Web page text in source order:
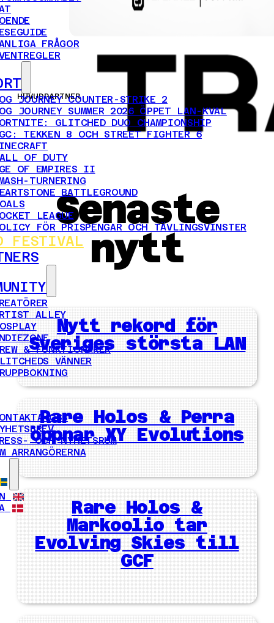
FRÅGOR
JOURNEY COUNTER-STRIKE 2
JOURNEY SUMMER 2026 ÖPPET LAN-KVAL
GLITCHED DUO CHAMPIONSHIP
TEKKEN 8 OCH STREET FIGHTER 6
OF DUTY
OF EMPIRES II
TURNERING
BATTLEGROUND
LEAGUE
FÖR PRISPENGAR OCH TÄVLINGSVINSTER
FESTIVAL
ALLEY
& FUNKTIONÄRER
VÄNNER
OSS
OCH NYHETSRUM
ARRANGÖRERNA
HUVUDPARTNER
Senaste
nytt
Nytt rekord för
Sveriges största LAN
Rare Holos & Perra
öppnar XY Evolutions
Rare Holos &
Markoolio tar
Evolving Skies till
GCF